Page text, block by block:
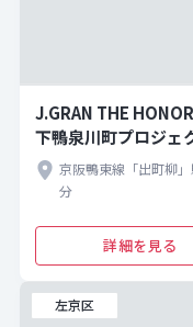
J.GRAN THE
下鴨泉川町プロジェ
京阪鴨東線「出町柳
分
詳細を見る
左京区